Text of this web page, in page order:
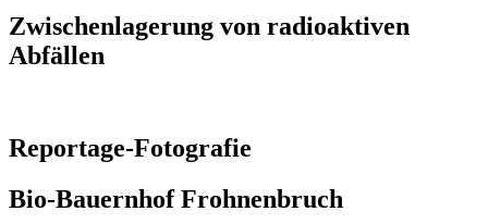
Zwischenlagerung von radioaktiven
Abfällen
Reportage-Fotografie
Bio-Bauernhof Frohnenbruch